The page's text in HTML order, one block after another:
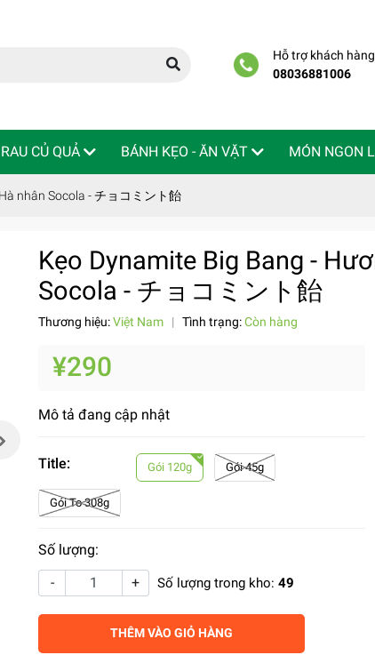
Hỗ trợ khách hàng
08036881006
RAU CỦ QUẢ BÁNH KẸO - ĂN VẶT MÓN NGON
nhân Socola - チョコミント飴
Kẹo Dynamite Big Bang -
Socola - チョコミント飴
Thương hiệu:Việt Nam | Tình trạng:Còn hàng
¥290
Mô tả đang cập nhật
Title: Gói 120g Gói 45g
Gói To 308g
Số lượng:
-
+ Số lượng trong kho: 49
THÊM VÀO GIỎ HÀNG